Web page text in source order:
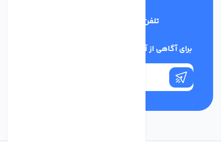
تلفن پشتیبانی
برای آگاهی از آخرین اخبار در خبرنامه ما عضو شوید